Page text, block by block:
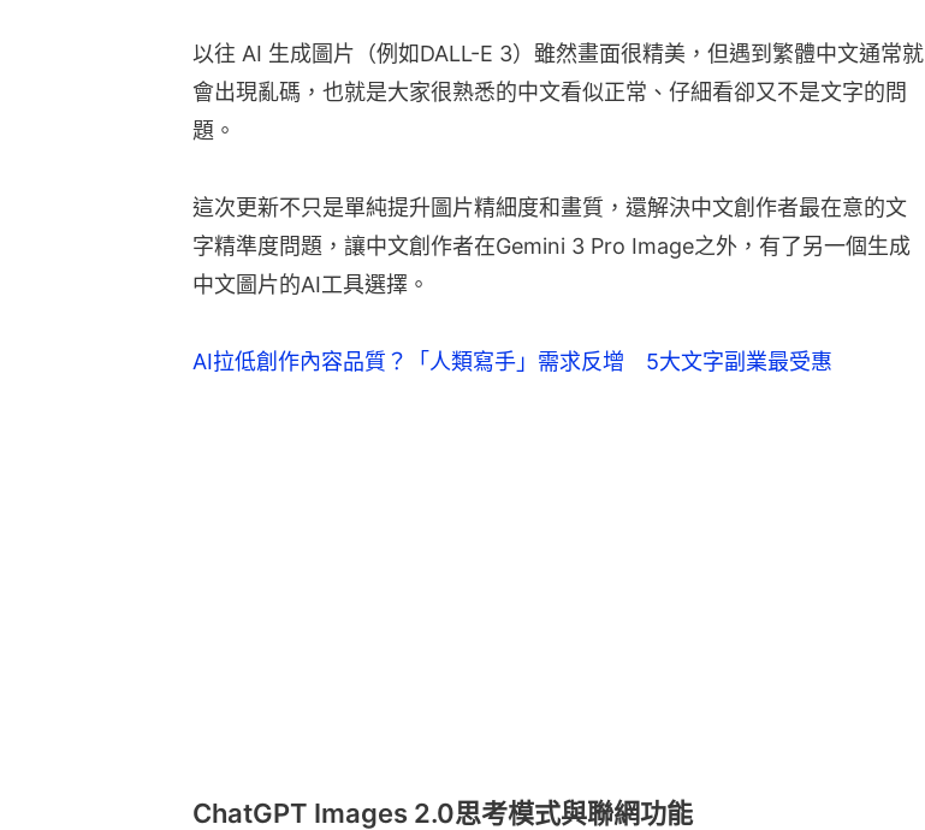
以往 AI 生成圖片（例如DALL-E 3）雖然畫面很精美，但遇到繁體中文通常就
會出現亂碼，也就是大家很熟悉的中文看似正常、仔細看卻又不是文字的問
題。
這次更新不只是單純提升圖片精細度和畫質，還解決中文創作者最在意的文
字精準度問題，讓中文創作者在Gemini 3 Pro Image之外，有了另一個生成
中文圖片的AI工具選擇。
AI拉低創作內容品質？「人類寫手」需求反增 5大文字副業最受惠
ChatGPT Images 2.0思考模式與聯網功能